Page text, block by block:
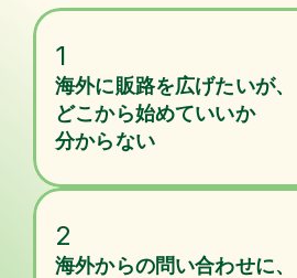
1
海外に販路を広げたいが、
どこから始めていいか
分からない
2
海外からの問い合わせに、